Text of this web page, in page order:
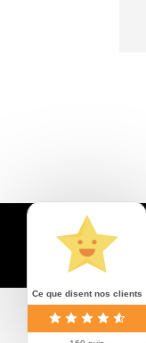
Ce que disent nos clients